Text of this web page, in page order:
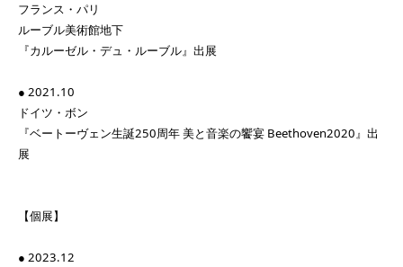
フランス・パリ
ルーブル美術館地下
『カルーゼル・デュ・ルーブル』出展
● 2021.10
ドイツ・ボン
『ベートーヴェン生誕250周年 美と音楽の饗宴 Beethoven2020』出
展
【個展】
● 2023.12